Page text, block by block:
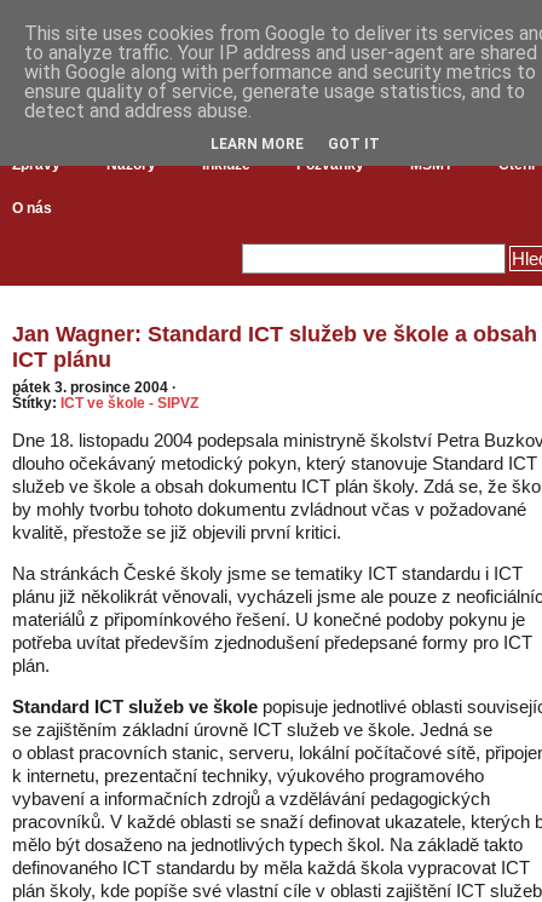
Zprávy Názory Inkluze Pozvánky MŠMT Čtení
O nás
Jan Wagner: Standard ICT služeb ve škole a obsah
ICT plánu
pátek 3. prosince 2004 ·
Štítky: ICT ve škole - SIPVZ
Dne 18. listopadu 2004 podepsala ministryně školství Petra
dlouho očekávaný metodický pokyn, který stanovuje Standard ICT
služeb ve škole a obsah dokumentu ICT plán školy. Zdá se, že
by mohly tvorbu tohoto dokumentu zvládnout včas v požadované
kvalitě, přestože se již objevili první kritici.
Na stránkách České školy jsme se tematiky ICT standardu i ICT
plánu již několikrát věnovali, vycházeli jsme ale pouze z
materiálů z připomínkového řešení. U konečné podoby pokynu je
potřeba uvítat především zjednodušení předepsané formy pro ICT
plán.
Standard ICT služeb ve škole popisuje jednotlivé oblasti
se zajištěním základní úrovně ICT služeb ve škole. Jedná se
o oblast pracovních stanic, serveru, lokální počítačové sítě,
k internetu, prezentační techniky, výukového programového
vybavení a informačních zdrojů a vzdělávání pedagogických
pracovníků. V každé oblasti se snaží definovat ukazatele, kterých
mělo být dosaženo na jednotlivých typech škol. Na základě takto
definovaného ICT standardu by měla každá škola vypracovat ICT
plán školy, kde popíše své vlastní cíle v oblasti zajištění ICT služeb
This site uses cookies from Google to deliver its services
to analyze traffic. Your IP address and user-agent are shared
with Google along with performance and security metrics to
ensure quality of service, generate usage statistics, and to
detect and address abuse.
LEARN MORE GOT IT